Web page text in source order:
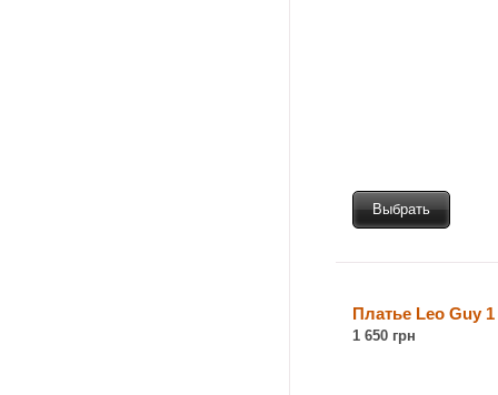
Выбрать
Платье Leo Guy
1 650 грн